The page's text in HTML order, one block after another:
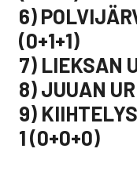
6)
(0+1+1)
7) LIEKSAN
8) JUUAN
9)
1 (0+0+0)